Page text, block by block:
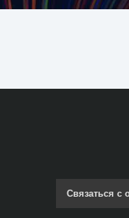
Связаться с